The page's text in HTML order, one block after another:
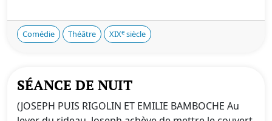
Comédie Théâtre XIXe siècle
SÉANCE DE NUIT
(JOSEPH PUIS RIGOLIN ET EMILIE BAMBOCHE Au